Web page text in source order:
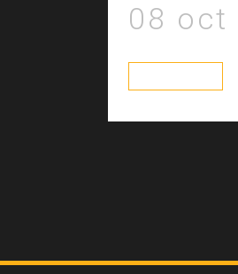
08 oct